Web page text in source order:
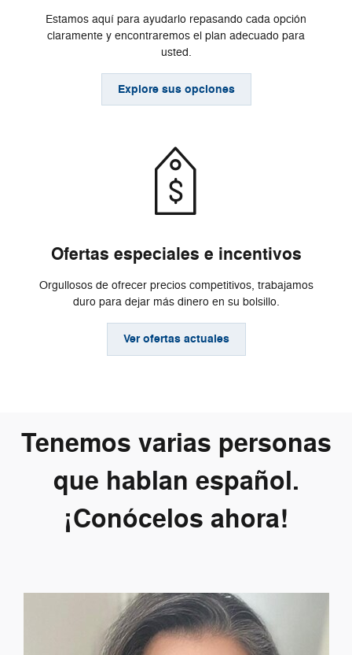
Estamos aquí para ayudarlo repasando cada opción
claramente y encontraremos el plan adecuado para
usted.
Explore sus opciones
Ofertas especiales e incentivos
Orgullosos de ofrecer precios competitivos, trabajamos
duro para dejar más dinero en su bolsillo.
Ver ofertas actuales
Tenemos varias personas
que hablan español.
¡Conócelos ahora!